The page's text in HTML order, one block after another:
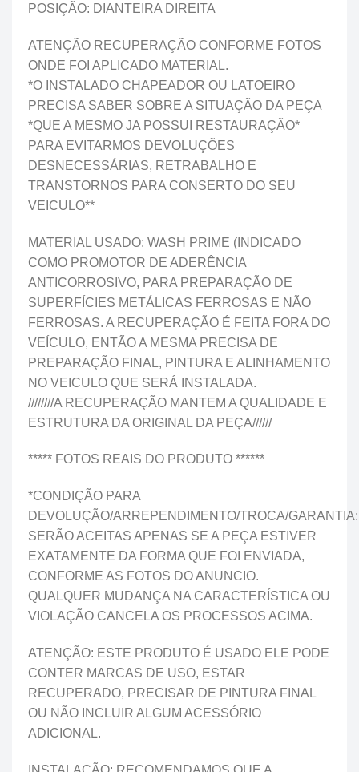
POSIÇÃO: DIANTEIRA DIREITA
ATENÇÃO RECUPERAÇÃO CONFORME FOTOS
ONDE FOI APLICADO MATERIAL.
*O INSTALADO CHAPEADOR OU LATOEIRO
PRECISA SABER SOBRE A SITUAÇÃO DA PEÇA
*QUE A MESMO JA POSSUI RESTAURAÇÃO*
PARA EVITARMOS DEVOLUÇÕES
DESNECESSÁRIAS, RETRABALHO E
TRANSTORNOS PARA CONSERTO DO SEU
VEICULO**
MATERIAL USADO: WASH PRIME (INDICADO
COMO PROMOTOR DE ADERÊNCIA
ANTICORROSIVO, PARA PREPARAÇÃO DE
SUPERFÍCIES METÁLICAS FERROSAS E NÃO
FERROSAS. A RECUPERAÇÃO É FEITA FORA DO
VEÍCULO, ENTÃO A MESMA PRECISA DE
PREPARAÇÃO FINAL, PINTURA E ALINHAMENTO
NO VEICULO QUE SERÁ INSTALADA.
////////A RECUPERAÇÃO MANTEM A QUALIDADE E
ESTRUTURA DA ORIGINAL DA PEÇA//////
***** FOTOS REAIS DO PRODUTO ******
*CONDIÇÃO PARA
DEVOLUÇÃO/ARREPENDIMENTO/TROCA/GARANTIA:
SERÃO ACEITAS APENAS SE A PEÇA ESTIVER
EXATAMENTE DA FORMA QUE FOI ENVIADA,
CONFORME AS FOTOS DO ANUNCIO.
QUALQUER MUDANÇA NA CARACTERÍSTICA OU
VIOLAÇÃO CANCELA OS PROCESSOS ACIMA.
ATENÇÃO: ESTE PRODUTO É USADO ELE PODE
CONTER MARCAS DE USO, ESTAR
RECUPERADO, PRECISAR DE PINTURA FINAL
OU NÃO INCLUIR ALGUM ACESSÓRIO
ADICIONAL.